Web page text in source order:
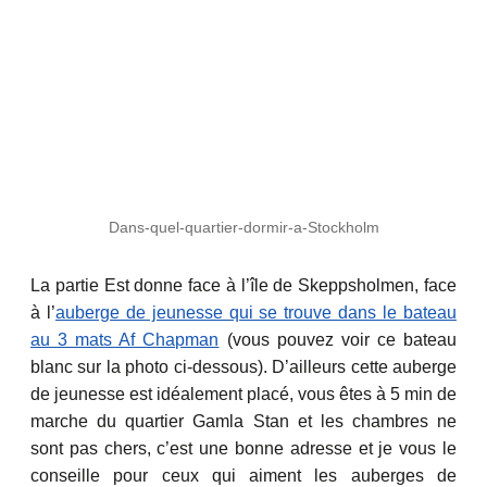
Dans-quel-quartier-dormir-a-Stockholm
La partie Est donne face à l’île de Skeppsholmen, face
à l’auberge de jeunesse qui se trouve dans le bateau
au 3 mats Af Chapman (vous pouvez voir ce bateau
blanc sur la photo ci-dessous). D’ailleurs cette auberge
de jeunesse est idéalement placé, vous êtes à 5 min de
marche du quartier Gamla Stan et les chambres ne
sont pas chers, c’est une bonne adresse et je vous le
conseille pour ceux qui aiment les auberges de